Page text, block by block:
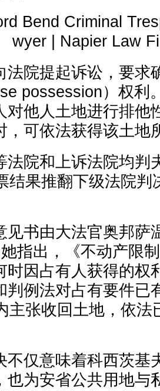
法院提起诉讼，要求
possession）权利
对他人土地进行排他
，可依法获得该土地
法院和上诉法院均判
结果推翻下级法院判
见书由大法官奥邦萨
指出，《不动产限
时因占有人获得的权
判例法对占有要件已
主张收回土地，依法
不仅意味着科西茨基
也为安省公共用地与